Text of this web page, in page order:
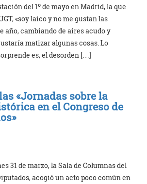
del 1º de mayo en Madrid, la que
«soy laico y no me gustan las
año, cambiando de aires acudo y
matizar algunas cosas. Lo
es, el desorden […]
«Jornadas sobre la
en el Congreso de
31 de marzo, la Sala de Columnas del
acogió un acto poco común en